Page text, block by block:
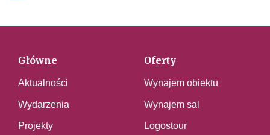
Główne
Aktualności
Wydarzenia
Projekty
Oferty
Wynajem obiektu
Wynajem sal
Logostour